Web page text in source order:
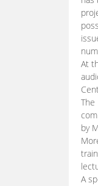
At
The
by
A